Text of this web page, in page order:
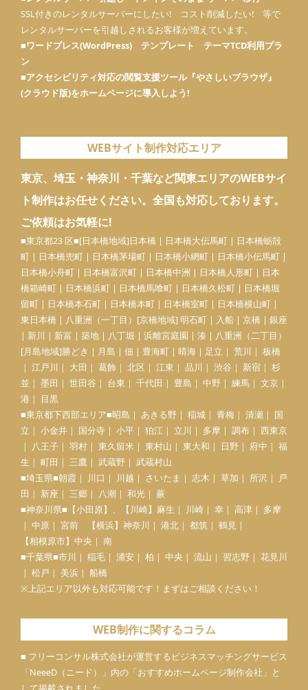
SSL付きのレンタルサーバーにしたい! コスト削減したい! 等で
レンタルサーバーを引越しされるお客様が増えています。
■ワードプレス(WordPress) テンプレート テーマTCD利用プラ
ン
■アクセシビリティ対応の閲覧支援ツール『やさしいブラウザ』
(クラウド版)をホームページに導入しよう!
WEBサイト制作対応エリア
東京、埼玉・神奈川・千葉など関東エリアのWEBサイ
ト制作はお任せください。全国も対応しております。
ご依頼はお気軽に!
■東京都23 区■[日本橋地域]日本橋 | 日本橋大伝馬町 | 日本橋蛎殻
町 | 日本橋兜町 | 日本橋茅場町 | 日本橋小網町 | 日本橋小伝馬町 |
日本橋小舟町 | 日本橋富沢町 | 日本橋中洲 | 日本橋人形町 | 日本
橋箱崎町 | 日本橋浜町 | 日本橋馬喰町 | 日本橋久松町 | 日本橋堀
留町 | 日本橋本石町 | 日本橋本町 | 日本橋室町 | 日本橋横山町 |
東日本橋 | 八重洲（一丁目）[京橋地域] 明石町 | 入船 | 京橋 | 銀座
| 新川 | 新富 | 築地 | 八丁堀 | 浜離宮庭園 | 湊 | 八重洲（二丁目）
[月島地域]勝どき | 月島 | 佃 | 豊海町 | 晴海 | 足立｜ 荒川｜ 板橋
｜ 江戸川｜ 大田｜ 葛飾｜ 北区｜ 江東｜ 品川｜ 渋谷｜ 新宿｜ 杉
並｜ 墨田｜ 世田谷｜ 台東｜ 千代田｜ 豊島｜ 中野｜ 練馬｜ 文京｜
港｜ 目黒
■東京都下西部エリア■昭島｜ あきる野｜ 稲城｜ 青梅｜ 清瀬｜ 国
立｜ 小金井｜ 国分寺｜ 小平｜ 狛江｜ 立川｜ 多摩｜ 調布｜ 西東京
｜ 八王子｜ 羽村｜ 東久留米｜ 東村山｜ 東大和｜ 日野｜ 府中｜ 福
生｜ 町田｜ 三鷹｜ 武蔵野｜ 武蔵村山
■埼玉県■朝霞｜ 川口｜ 川越｜ さいたま｜ 志木｜ 草加｜ 所沢｜ 戸
田｜ 新座｜ 三郷｜ 八潮｜ 和光｜ 蕨
■神奈川県■【小田原】、【川崎】麻生｜ 川崎｜ 幸｜ 高津｜ 多摩
｜ 中原｜ 宮前 【横浜】神奈川｜ 港北｜ 都筑｜ 鶴見｜
【相模原市】中央｜ 南
■千葉県■市川｜ 稲毛｜ 浦安｜ 柏｜ 中央｜ 流山｜ 習志野｜ 花見川
｜ 松戸｜ 美浜｜ 船橋
※上記エリア以外も対応可能です！まずはご相談ください！
WEB制作に関するコラム
■ フリーコンサル株式会社が運営するビジネスマッチングサービス
「NeeeD（ニード） 」内の「おすすめホームページ制作会社 」と